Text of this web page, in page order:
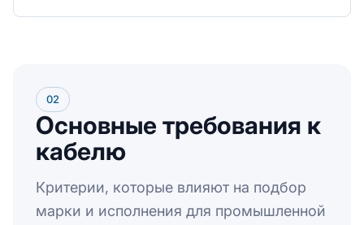
02
Основные требования к
кабелю
Критерии, которые влияют на подбор
марки и исполнения для промышленной